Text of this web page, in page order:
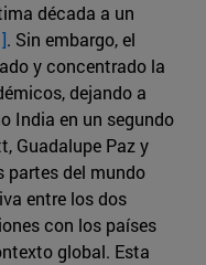
década a un
. Sin embargo, el
y concentrado la
dejando a
India en un segundo
Guadalupe Paz y
partes del mundo
entre los dos
con los países
global. Esta